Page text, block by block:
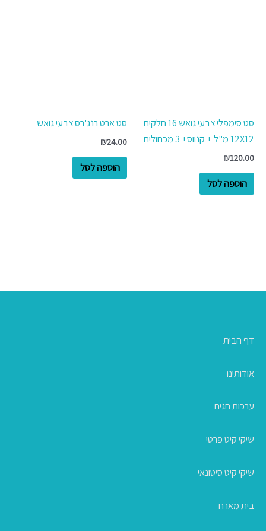
סט סימפלי צבעי גואש 16 חלקים
12X12 מ"ל + קנווס+ 3 מכחולים
₪120.00
הוספה לסל
סט ארט רנג'רס צבעי גואש
₪24.00
הוספה לסל
דף הבית
אודותינו
ערכות חגים
שיקי קיט פרטי
שיקי קיט סיטונאי
בית מארח